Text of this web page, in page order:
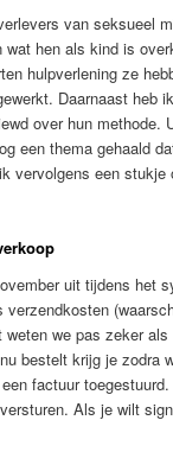
van seksueel
wat hen als kind is
hulpverlening ze
Daarnaast heb
over hun methode.
een thema gehaald
vervolgens een stukje
uit tijdens het
verzendkosten
weten we pas zeker
bestelt krijg je zodra
factuur
Als je wilt